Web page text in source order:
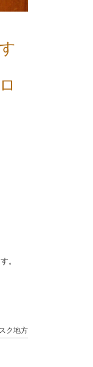
。
ク地方